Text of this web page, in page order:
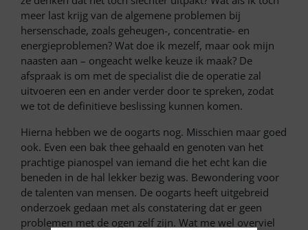
meer last krijg van de algemene problemen bij
hersenschade, zoals geheugen-, concentratie- en
energieproblemen? Wat doe ik mezelf, maar ook mijn
naasten aan – ongeacht welke keuze ik maak? De
afspraak is om met de specialist die de operatie zal
uitvoeren een en ander verder door te spreken, zodat
we tot de definitieve beslissing kunnen komen.
Hierna hebben we de oogarts nog. Misschien maar goed
ook. Even een bak thee gehaald en genoten van het
prachtige pianospel van iemand die het echt kan die
beneden in de hal lekker bezig was. Bewondering voor
de talenten van mensen. De oogarts heeft uitgebreid
onderzoek gedaan met als constatering dat er geen
problemen met de ogen zelf zijn. Wat me wel overviel